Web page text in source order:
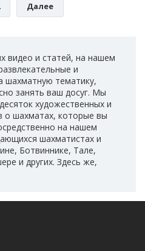
Далее
видео и статей, на нашем
и
шахматную тематику,
занять ваш досуг. Мы
художественных и
о шахматах, которые вы
на нашем
шахматистах и
Ботвиннике, Тале,
и других. Здесь же,
может послужить
фильмах
о Джеймсе Бонде и